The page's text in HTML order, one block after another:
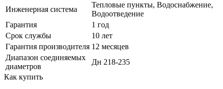
Инженерная система
Тепловые пункты, Водоснабжение,
Водоотведение
Гарантия
1 год
Срок службы
10 лет
Гарантия производителя 12 месяцев
Диапазон соединяемых
диаметров
Дн 218-235
Как купить